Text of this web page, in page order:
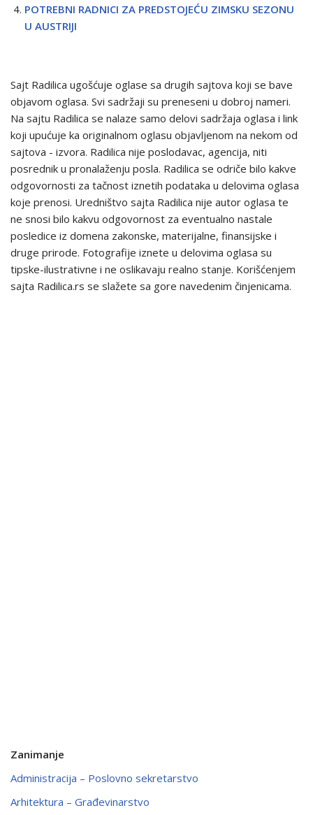
POTREBNI RADNICI ZA PREDSTOJEĆU ZIMSKU SEZONU
U AUSTRIJI
Sajt Radilica ugošćuje oglase sa drugih sajtova koji se bave
objavom oglasa. Svi sadržaji su preneseni u dobroj nameri.
Na sajtu Radilica se nalaze samo delovi sadržaja oglasa i link
koji upućuje ka originalnom oglasu objavljenom na nekom od
sajtova - izvora. Radilica nije poslodavac, agencija, niti
posrednik u pronalaženju posla. Radilica se odriče bilo kakve
odgovornosti za tačnost iznetih podataka u delovima oglasa
koje prenosi. Uredništvo sajta Radilica nije autor oglasa te
ne snosi bilo kakvu odgovornost za eventualno nastale
posledice iz domena zakonske, materijalne, finansijske i
druge prirode. Fotografije iznete u delovima oglasa su
tipske-ilustrativne i ne oslikavaju realno stanje. Korišćenjem
sajta Radilica.rs se slažete sa gore navedenim činjenicama.
Zanimanje
Administracija – Poslovno sekretarstvo
Arhitektura – Građevinarstvo